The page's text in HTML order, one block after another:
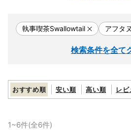
執事喫茶Swallowtail アフタ
検索条件を全て
おすすめ順 安い順 高い順 レ
1~6件(全6件)